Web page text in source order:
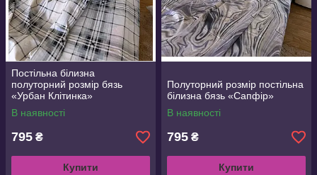
Постільна білизна
полуторний розмір бязь
«Урбан Клітинка»
В наявності
795 ₴
Купити
Полуторний розмір постільна
білизна бязь «Сапфір»
В наявності
795 ₴
Купити